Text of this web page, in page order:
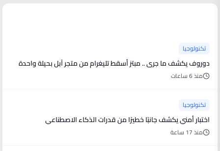
تكنولوجيا
دوروف يكشف ما جرى .. مبتز أسقط تليغرام من متجر آبل بحيلة واحدة
منذ 6 ساعات
تكنولوجيا
اختبار أمني يكشف جانبًا خطيرًا من قدرات الذكاء الاصطناعي
منذ 17 ساعة